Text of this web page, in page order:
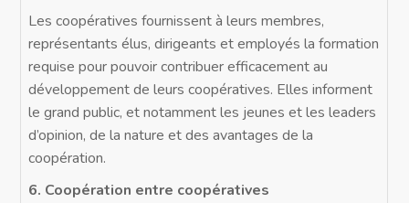
Les coopératives fournissent à leurs membres,
représentants élus, dirigeants et employés la formation
requise pour pouvoir contribuer efficacement au
développement de leurs coopératives. Elles informent
le grand public, et notamment les jeunes et les leaders
d’opinion, de la nature et des avantages de la
coopération.
6. Coopération entre coopératives